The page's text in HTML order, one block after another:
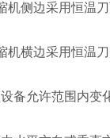
侧边采用恒温刀
横边采用恒温刀
允许范围内变化